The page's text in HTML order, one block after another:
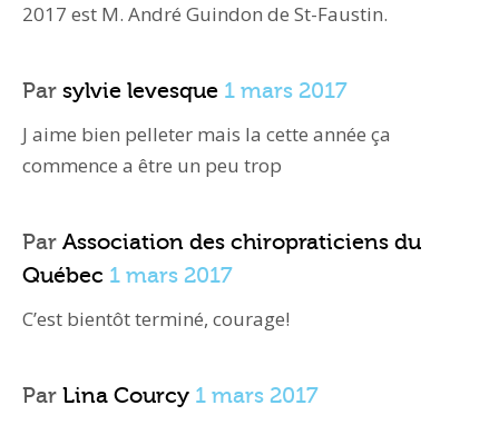
2017 est M. André Guindon de St-Faustin.
Par sylvie levesque 1 mars 2017
J aime bien pelleter mais la cette année ça
commence a être un peu trop
Par Association des chiropraticiens du
Québec 1 mars 2017
C’est bientôt terminé, courage!
Par Lina Courcy 1 mars 2017